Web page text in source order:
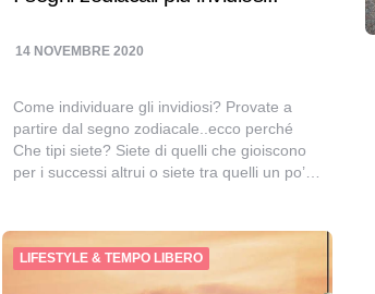
14 NOVEMBRE 2020
Come individuare gli invidiosi? Provate a
partire dal segno zodiacale..ecco perché
Che tipi siete? Siete di quelli che gioiscono
per i successi altrui o siete tra quelli un po’…
LIFESTYLE & TEMPO LIBERO